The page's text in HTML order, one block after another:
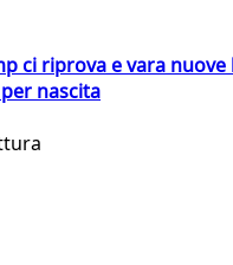
ci riprova e vara
nascita